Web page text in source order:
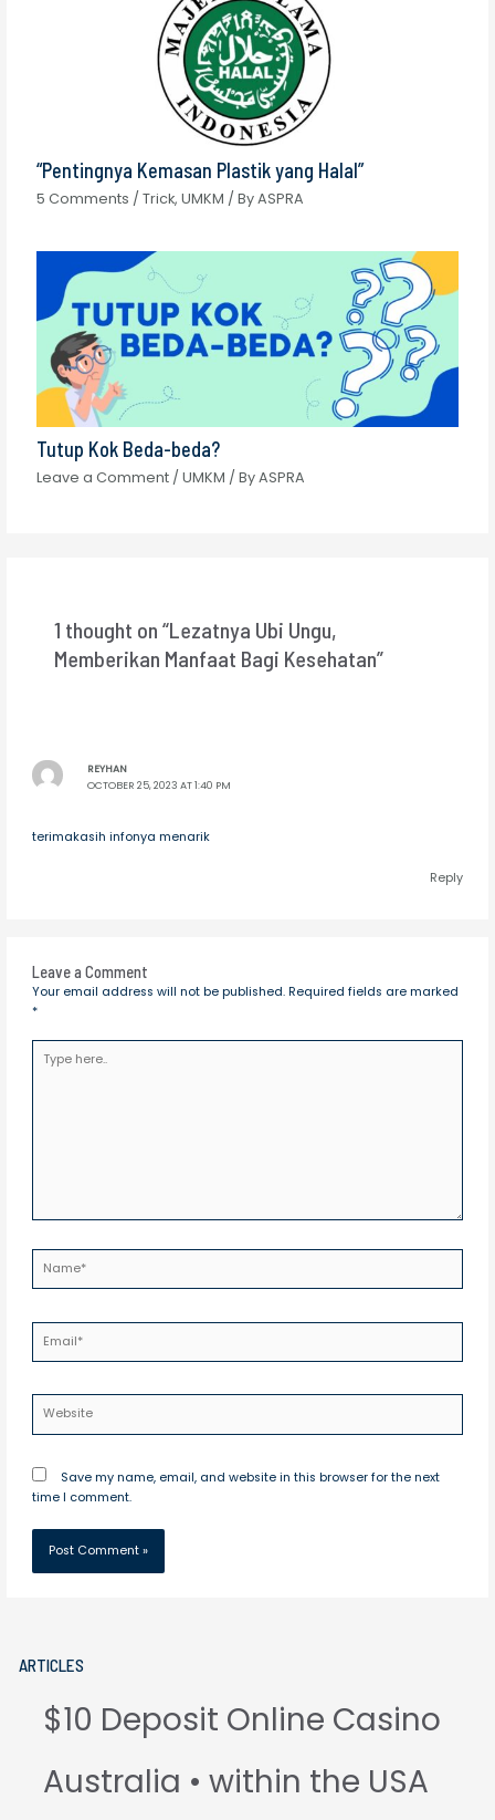
“Pentingnya Kemasan Plastik yang Halal”
5 Comments /Trick,UMKM / ByASPRA
Tutup Kok Beda-beda?
Leave a Comment /UMKM / ByASPRA
1 thought on “Lezatnya Ubi Ungu,
Memberikan Manfaat Bagi Kesehatan”
REYHAN
OCTOBER 25, 2023 AT 1:40 PM
terimakasih infonya menarik
Reply
Leave a Comment
Your email address will not be published. Required fields are marked
*
here..
Save my name, email, and website in this browser for the next
time I comment.
ARTICLES
$10 Deposit Online Casino
Australia • within the USA